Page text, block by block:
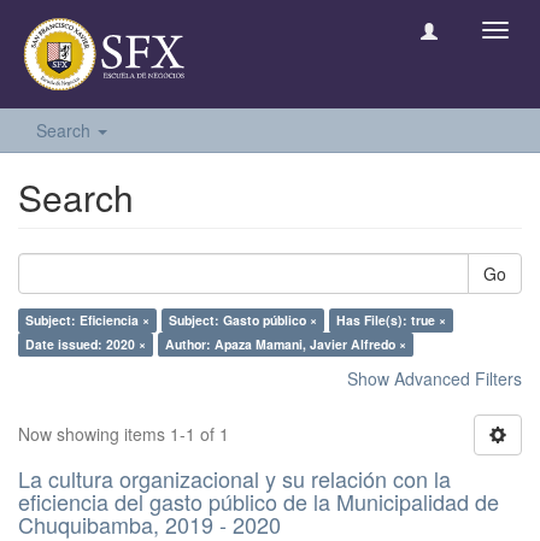
Search
Search
Go
Subject: Eficiencia × Subject: Gasto público ×
Has File(s): true ×
Date issued: 2020 ×
Author: Apaza Mamani, Javier Alfredo ×
Show Advanced Filters
Now showing items 1-1 of 1
La cultura organizacional y su relación con la
eficiencia del gasto público de la Municipalidad de
Chuquibamba, 2019 - 2020